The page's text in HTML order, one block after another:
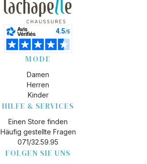
MODE
Damen
Herren
Kinder
HILFE & SERVICES
Einen Store finden
Häufig gestellte Fragen
071/32.59.95
FOLGEN SIE UNS